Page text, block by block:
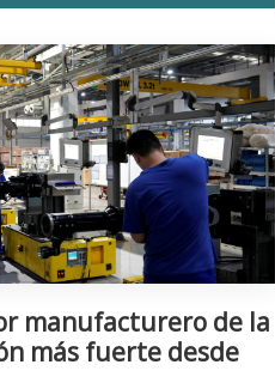
manufacturero de la
más fuerte desde